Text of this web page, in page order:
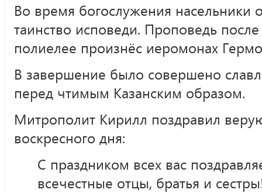
Во время богослужения насельники
таинство исповеди. Проповедь
полиелее произнёс иеромонах
В завершение было совершено
перед чтимым Казанским образом.
Митрополит Кирилл поздравил
воскресного дня:
С праздником всех вас
всечестные отцы, братья и